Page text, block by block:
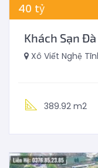
40 tỷ
Xô Viết Nghệ Tĩnh,
389.92 m2